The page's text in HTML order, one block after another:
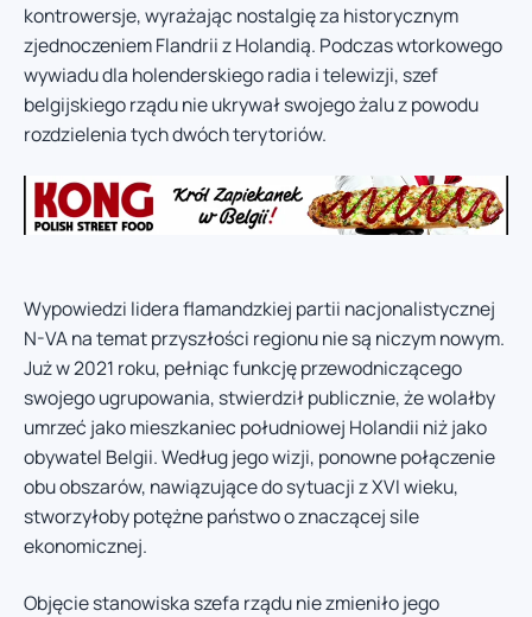
kontrowersje, wyrażając nostalgię za historycznym
zjednoczeniem Flandrii z Holandią. Podczas wtorkowego
wywiadu dla holenderskiego radia i telewizji, szef
belgijskiego rządu nie ukrywał swojego żalu z powodu
rozdzielenia tych dwóch terytoriów.
Wypowiedzi lidera flamandzkiej partii nacjonalistycznej
N-VA na temat przyszłości regionu nie są niczym nowym.
Już w 2021 roku, pełniąc funkcję przewodniczącego
swojego ugrupowania, stwierdził publicznie, że wolałby
umrzeć jako mieszkaniec południowej Holandii niż jako
obywatel Belgii. Według jego wizji, ponowne połączenie
obu obszarów, nawiązujące do sytuacji z XVI wieku,
stworzyłoby potężne państwo o znaczącej sile
ekonomicznej.
Objęcie stanowiska szefa rządu nie zmieniło jego